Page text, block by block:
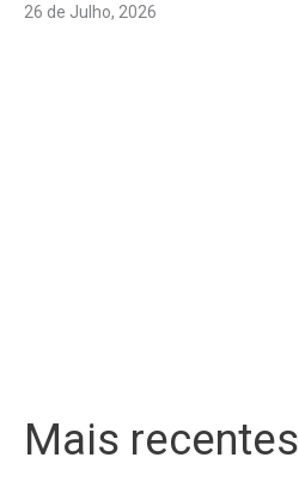
26 de Julho, 2026
Mais recentes